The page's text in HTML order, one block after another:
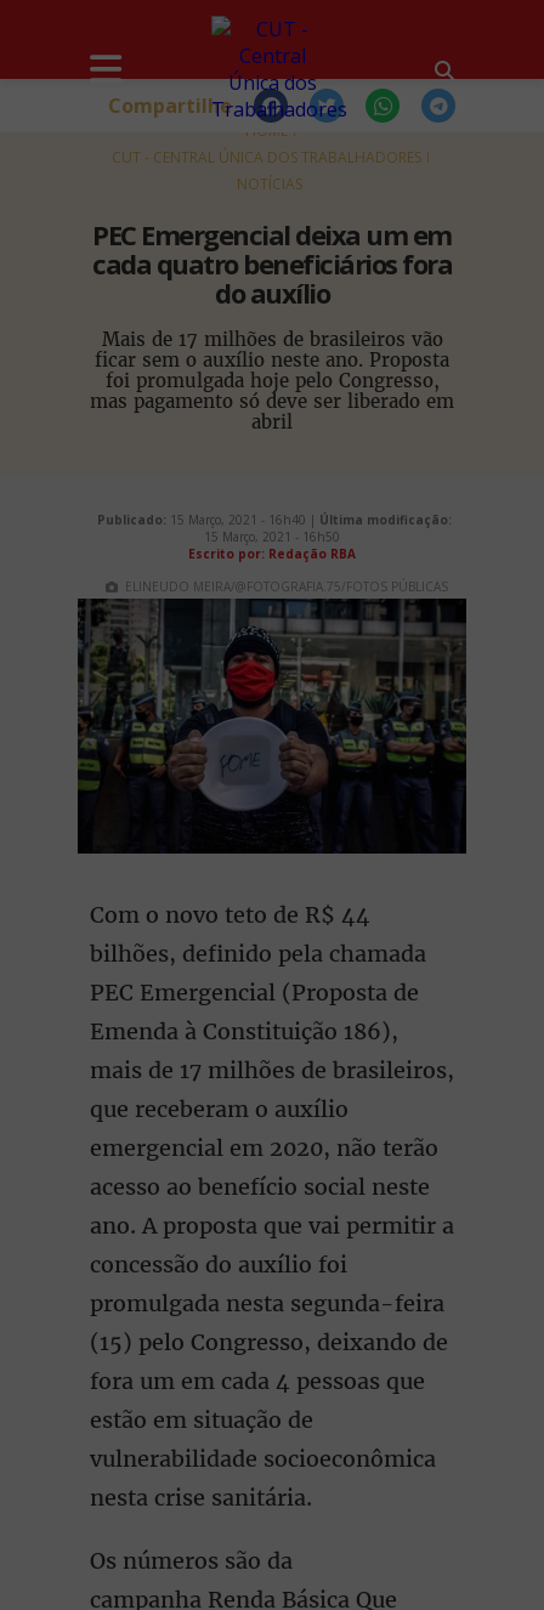
HOME
CUT - CENTRAL ÚNICA DOS TRABALHADORES
NOTÍCIAS
PEC Emergencial deixa um em
cada quatro beneficiários fora
do auxílio
Mais de 17 milhões de brasileiros vão
ficar sem o auxílio neste ano. Proposta
foi promulgada hoje pelo Congresso,
mas pagamento só deve ser liberado em
abril
Compartilhe
Publicado: 15 Março, 2021 - 16h40 | Última modificação:
15 Março, 2021 - 16h50
Escrito por: Redação RBA
ELINEUDO MEIRA/@FOTOGRAFIA.75/FOTOS PÚBLICAS
Com o novo teto de R$ 44
bilhões, definido pela chamada
PEC Emergencial (Proposta de
Emenda à Constituição 186),
mais de 17 milhões de brasileiros,
que receberam o auxílio
emergencial em 2020, não terão
acesso ao benefício social neste
ano. A proposta que vai permitir a
concessão do auxílio foi
promulgada nesta segunda-feira
(15) pelo Congresso, deixando de
fora um em cada 4 pessoas que
estão em situação de
vulnerabilidade socioeconômica
nesta crise sanitária.
Os números são da
campanha Renda Básica Que